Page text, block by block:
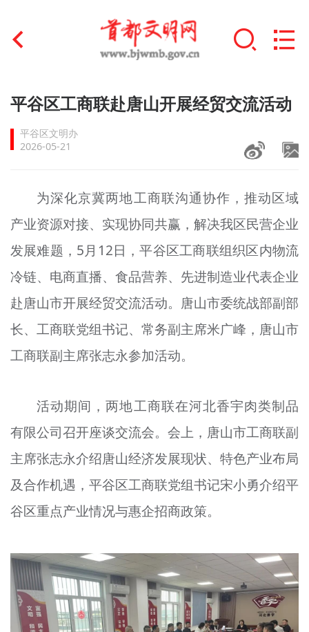
首页
文明创建
文明培育
+
未成年人思想道德建设
榜样人物
+
身边好人
文明评论
北京宣传文化引导基金
专题
资料库
+
平谷区工商联赴唐山开展经贸交流活动
平谷区文明办
2026-05-21
为深化京冀两地工商联沟通协作，推动区域
产业资源对接、实现协同共赢，解决我区民营企业
发展难题，5月12日，平谷区工商联组织区内物流
冷链、电商直播、食品营养、先进制造业代表企业
赴唐山市开展经贸交流活动。唐山市委统战部副部
长、工商联党组书记、常务副主席米广峰，唐山市
工商联副主席张志永参加活动。
活动期间，两地工商联在河北香宇肉类制品
有限公司召开座谈交流会。会上，唐山市工商联副
主席张志永介绍唐山经济发展现状、特色产业布局
及合作机遇，平谷区工商联党组书记宋小勇介绍平
谷区重点产业情况与惠企招商政策。